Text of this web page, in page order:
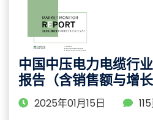
中国中压电力电缆行
报告（含销售额与增
业营收等关键数据点）
2025年01月15日